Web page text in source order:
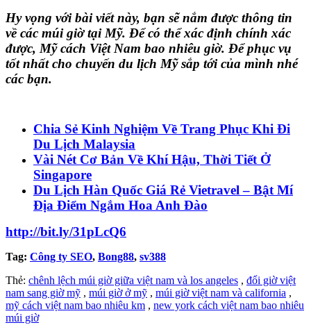
Hy vọng với bài viết này, bạn sẽ nắm được thông tin
về các múi giờ tại Mỹ. Để có thể xác định chính xác
được, Mỹ cách Việt Nam bao nhiêu giờ. Để phục vụ
tốt nhất cho chuyến du lịch Mỹ sắp tới của mình nhé
các bạn.
Chia Sẻ Kinh Nghiệm Về Trang Phục Khi Đi
Du Lịch Malaysia
Vài Nét Cơ Bản Về Khí Hậu, Thời Tiết Ở
Singapore
Du Lịch Hàn Quốc Giá Rẻ Vietravel – Bật Mí
Địa Điểm Ngắm Hoa Anh Đào
http://bit.ly/31pLcQ6
Tag: Công ty SEO, Bong88, sv388
Thẻ: chênh lệch múi giờ giữa việt nam và los angeles , đổi giờ việt
nam sang giờ mỹ , múi giờ ở mỹ , múi giờ việt nam và california ,
mỹ cách việt nam bao nhiêu km , new york cách việt nam bao nhiêu
múi giờ